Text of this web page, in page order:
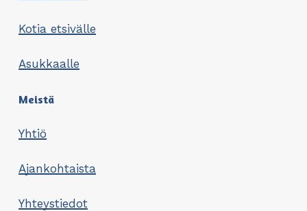
Kotia etsivälle
Asukkaalle
Meistä
Yhtiö
Ajankohtaista
Yhteystiedot